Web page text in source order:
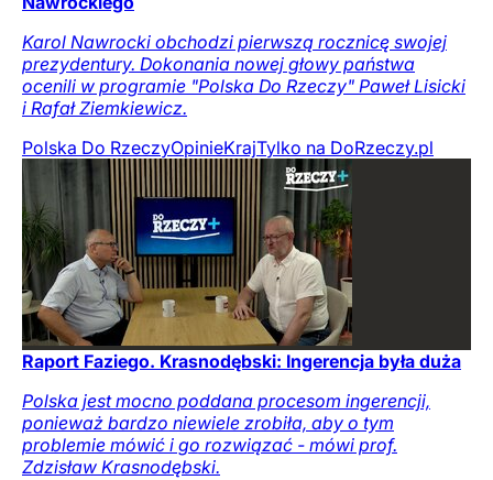
Karol Nawrocki obchodzi pierwszą rocznicę swojej
prezydentury. Dokonania nowej głowy państwa
ocenili w programie "Polska Do Rzeczy" Paweł Lisicki
i Rafał Ziemkiewicz.
Polska Do RzeczyOpinieKrajTylko na DoRzeczy.pl
Raport Faziego. Krasnodębski: Ingerencja była duża
Polska jest mocno poddana procesom ingerencji,
ponieważ bardzo niewiele zrobiła, aby o tym
problemie mówić i go rozwiązać - mówi prof.
Zdzisław Krasnodębski.